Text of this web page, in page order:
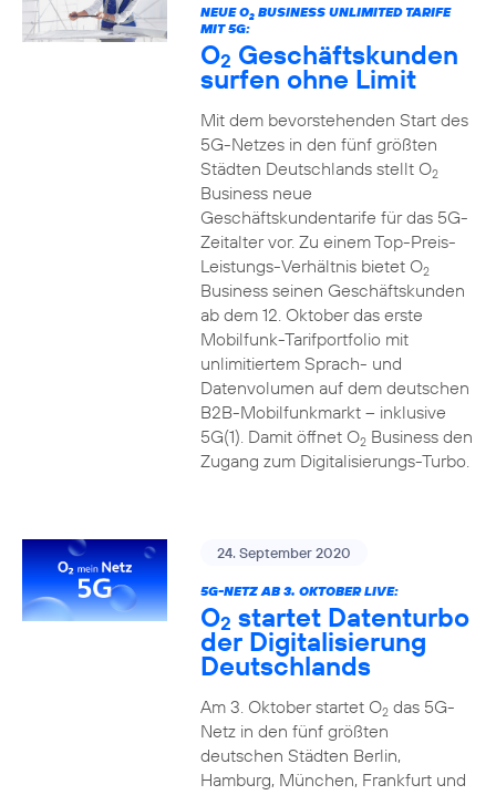
NEUE O2BUSINESS UNLIMITED TARIFE
MIT 5G:
O2 Geschäftskunden
surfen ohne Limit
Mit dem bevorstehenden Start des
5G-Netzes in den fünf größten
Städten Deutschlands stellt O2
Business neue
Geschäftskundentarife für das 5G-
Zeitalter vor. Zu einem Top-Preis-
Leistungs-Verhältnis bietet O2
Business seinen Geschäftskunden
ab dem 12. Oktober das erste
Mobilfunk-Tarifportfolio mit
unlimitiertem Sprach- und
Datenvolumen auf dem deutschen
B2B-Mobilfunkmarkt – inklusive
5G(1). Damit öffnet O2Business den
Zugang zum Digitalisierungs-Turbo.
24. September 2020
5G-NETZ AB 3. OKTOBER LIVE:
O2 startet Datenturbo
der Digitalisierung
Deutschlands
Am 3. Oktober startet O2das 5G-
Netz in den fünf größten
deutschen Städten Berlin,
Hamburg, München, Frankfurt und